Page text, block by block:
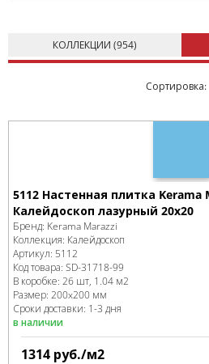
КОЛЛЕКЦИИ (954)
Cортировка:
5112 Настенная плитка Kerama
Калейдоскоп лазурный 20x20
Бренд: Kerama Marazzi
Коллекция: Калейдоскоп
Артикул: 5112
Код товара: SD-31718-99
В коробке: 26 шт, 1.04 м2
Размер: 200x200 мм
Сроки доставки: 1-3 дня
в наличии
1314 руб./м2